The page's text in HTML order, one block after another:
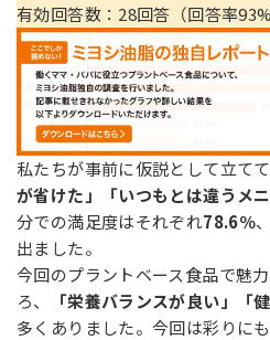
有効回答数：28回答（回答率93%
私たちが事前に仮説として立てて
が省けた」「いつもとは違うメ
分での満足度はそれぞれ78.6％
出ました。
今回のプラントベース食品で魅
ろ、
「栄養バランスが良い」「
多くありました。今回は彩りに